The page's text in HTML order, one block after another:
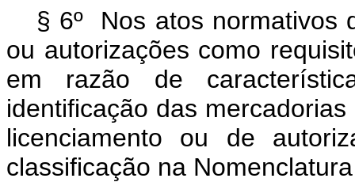
§ 6º Nos atos normativos
ou autorizações como
em razão de
identificação das
licenciamento ou de
classificação na